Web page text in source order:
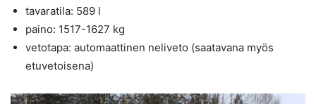
tavaratila: 589 l
paino: 1517-1627 kg
vetotapa: automaattinen neliveto (saatavana myös
etuvetoisena)